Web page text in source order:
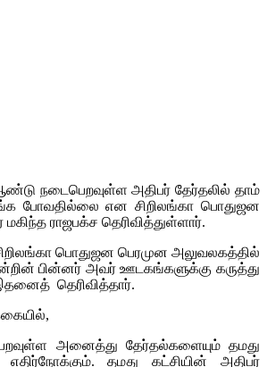
நடைபெறவுள்ள அதிபர் தேர்தலில் தாம்
போவதில்லை என சிறிலங்கா பொதுஜன
ராஜபக்ச தெரிவித்துள்ளார்.
பொதுஜன பெரமுன அலுவலகத்தில்
பின்னர் அவர் ஊடகங்களுக்கு கருத்து
தெரிவித்தார்.
அனைத்து தேர்தல்களையும் தமது
எதிர்நோக்கும். தமது கட்சியின் அதிபர்